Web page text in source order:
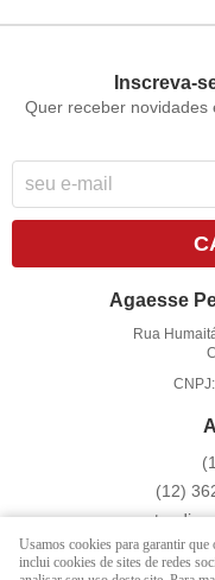
Inscreva-
Quer receber novidades
Agaesse
Rua
(12)
Usamos cookies para garantir
inclui cookies de sites de redes